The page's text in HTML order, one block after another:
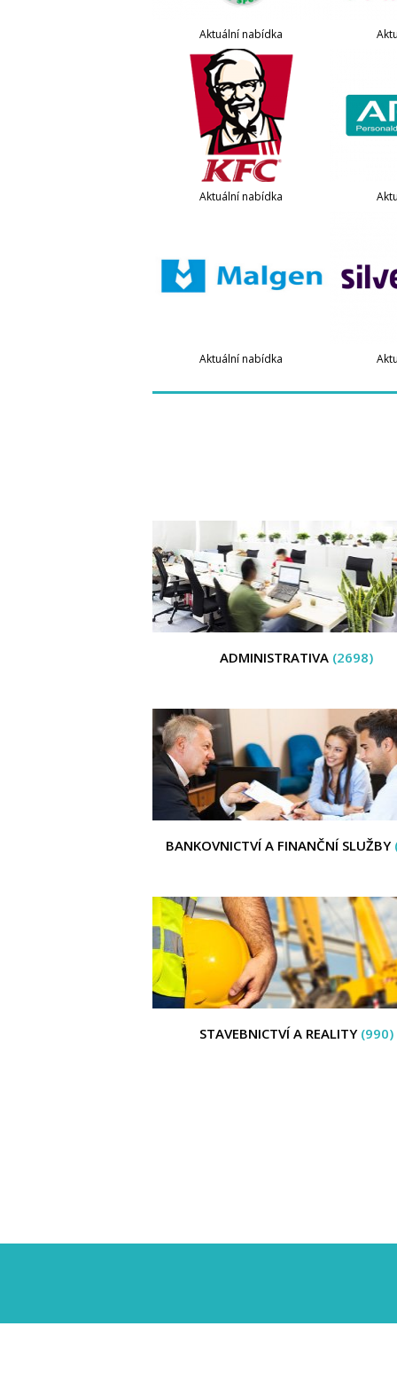
Aktuální nabídka
Aktuální nabídka
Aktuální nabídka
ADMINISTRATIVA (2698)
BANKOVNICTVÍ A FINANČNÍ SLUŽBY
STAVEBNICTVÍ A REALITY (990)